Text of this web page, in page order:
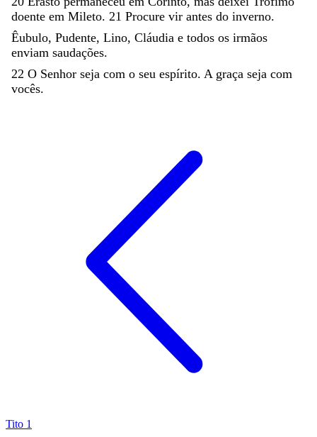
doente em Mileto. 21 Procure vir antes do inverno.
Êubulo, Pudente, Lino, Cláudia e todos os irmãos
enviam saudações.
22 O Senhor seja com o seu espírito. A graça seja com
vocês.
Tito 1